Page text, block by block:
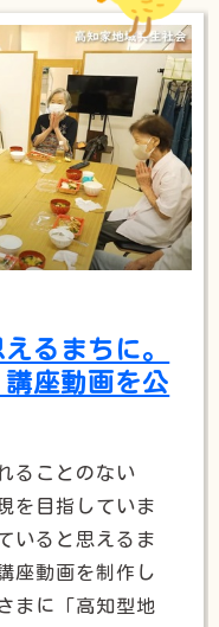
るまちに。
座動画を公
ることのない
を目指していま
いると思えるま
座動画を制作し
まに「高知型地